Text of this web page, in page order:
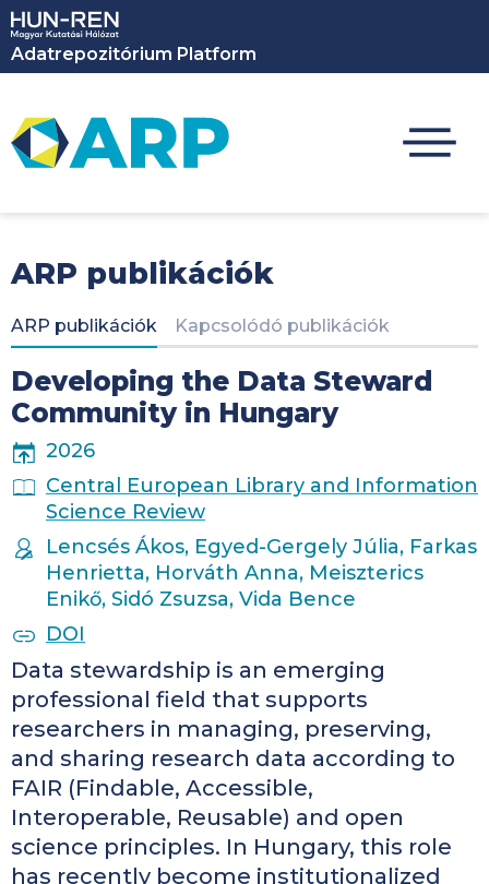
Ugrás a tartalomra
Adatrepozitórium Platform
ARP publikációk
Elsődleges fülek
ARP publikációk Kapcsolódó publikációk
Developing the Data Steward
Community in Hungary
PUBLICATION YEAR
2026
PUBLICATION PLACE
Central European Library and Information
Science Review
AUTHORS
Lencsés Ákos, Egyed-Gergely Júlia, Farkas
Henrietta, Horváth Anna, Meiszterics
Enikő, Sidó Zsuzsa, Vida Bence
PUBLICATION IDENTIFIERS
DOI
Data stewardship is an emerging
professional field that supports
researchers in managing, preserving,
and sharing research data according to
FAIR (Findable, Accessible,
Interoperable, Reusable) and open
science principles. In Hungary, this role
has recently become institutionalized